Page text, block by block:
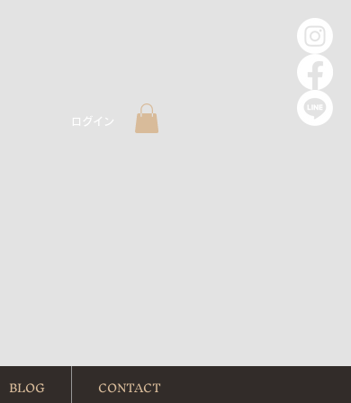
BLOG CONTACT
ログイン